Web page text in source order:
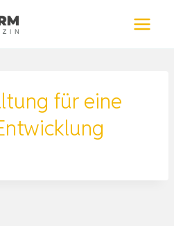
für eine